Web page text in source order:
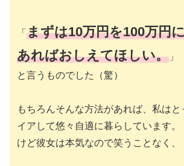
「 まずは10万円を100万円
あればおしえてほしい。 」
と言うものでした（驚）
もちろんそんな方法があれば、私はと
イアして悠々自適に暮らしています。
けど彼女は本気なので笑うことなく、